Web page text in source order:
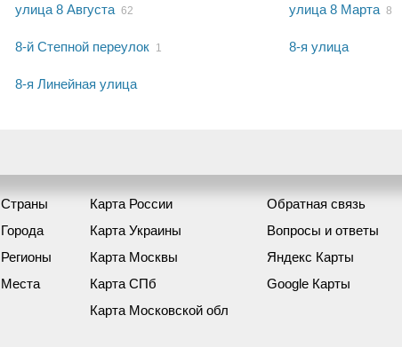
улица 8 Августа 62 улица 8 Марта 8
8-й Степной переулок 1 8-я улица
8-я Линейная улица
Страны
Города
Регионы
Места
Карта России
Карта Украины
Карта Москвы
Карта СПб
Карта Московской обл
Обратная связь
Вопросы и ответы
Яндекс Карты
Google Карты